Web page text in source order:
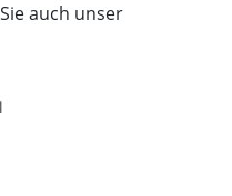
auch unser